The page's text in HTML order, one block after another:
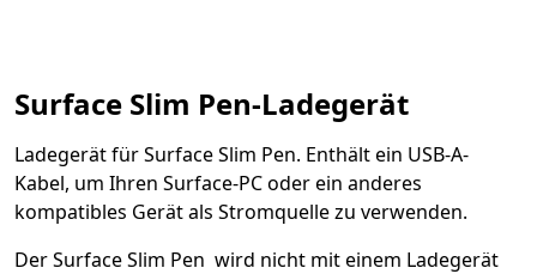
Surface Slim Pen-Ladegerät
Ladegerät für Surface Slim Pen. Enthält ein USB-A-
Kabel, um Ihren Surface-PC oder ein anderes
kompatibles Gerät als Stromquelle zu verwenden.
Der Surface Slim Pen wird nicht mit einem Ladegerät